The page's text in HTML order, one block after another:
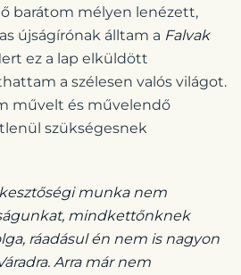
barátom mélyen lenézett,
újságírónak álltam a Falvak
ez a lap elküldött
a szélesen valós világot.
művelt és művelendő
szükségesnek
munka nem
mindkettőnknek
ráadásul én nem is nagyon
Arra már nem